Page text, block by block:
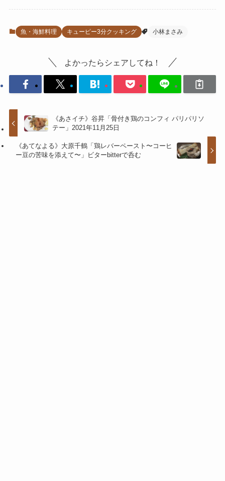
魚・海鮮料理 キューピー3分クッキング 小林まさみ
よかったらシェアしてね！
《あさイチ》谷昇「骨付き鶏のコンフィ パリパリソ
テー」2021年11月25日
《あてなよる》大原千鶴「鶏レバーペースト〜コーヒ
ー豆の苦味を添えて〜」ビターbitterで呑む